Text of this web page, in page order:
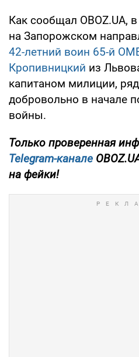
Как сообщал OBOZ.UA,
на Запорожском
42-летний воин 65-й
Кропивницкий из
капитаном милиции,
добровольно в начале
войны.
Только проверенная
Telegram-канале
на фейки!